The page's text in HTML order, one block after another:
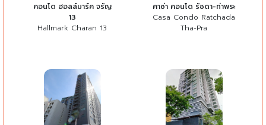
คอนโด ฮอลล์มาร์ค จรัญ
13
Hallmark Charan 13
คาซ่า คอนโด รัชดา-ท่าพระ
Casa Condo Ratchada
Tha-Pra